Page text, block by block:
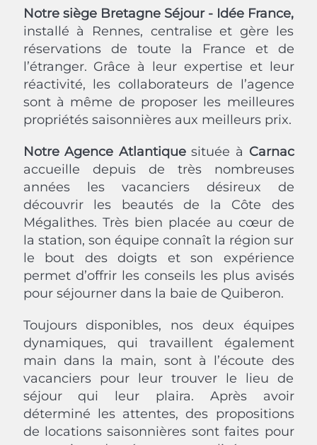
Notre siège Bretagne Séjour - Idée France,
installé à Rennes, centralise et gère les
réservations de toute la France et de
l’étranger. Grâce à leur expertise et leur
réactivité, les collaborateurs de l’agence
sont à même de proposer les meilleures
propriétés saisonnières aux meilleurs prix.
Notre Agence Atlantiquesituée à Carnac
accueille depuis de très nombreuses
années les vacanciers désireux de
découvrir les beautés de la Côte des
Mégalithes. Très bien placée au cœur de
la station, son équipe connaît la région sur
le bout des doigts et son expérience
permet d’offrir les conseils les plus avisés
pour séjourner dans la baie de Quiberon.
Toujours disponibles, nos deux équipes
dynamiques, qui travaillent également
main dans la main, sont à l’écoute des
vacanciers pour leur trouver le lieu de
séjour qui leur plaira. Après avoir
déterminé les attentes, des propositions
de locations saisonnières sont faites pour